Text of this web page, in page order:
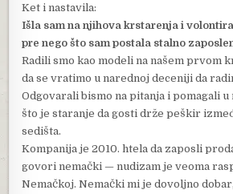
Ket i nastavila:
Išla sam na njihova krstarenja i
pre nego što sam postala stalno
Radili smo kao modeli na našem prvom
da se vratimo u narednoj deceniji da
Odgovarali bismo na pitanja i pomagali u
što je staranje da gosti drže peškir
sedišta.
Kompanija je 2010. htela da zaposli
govori nemački — nudizam je veoma
Nemačkoj. Nemački mi je dovoljno